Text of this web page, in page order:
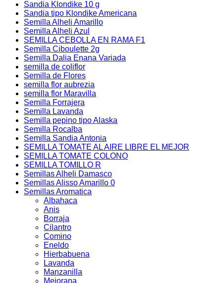
Sandia Klondike 10 g
Sandia tipo Klondike Americana
Semilla Alheli Amarillo
Semilla Alheli Azul
SEMILLA CEBOLLA EN RAMA F1
Semilla Ciboulette 2g
Semilla Dalia Enana Variada
semilla de coliflor
Semilla de Flores
semilla flor aubrezia
semilla flor Maravilla
Semilla Forrajera
Semilla Lavanda
Semilla pepino tipo Alaska
Semilla Rocalba
Semilla Sandia Antonia
SEMILLA TOMATE AL AIRE LIBRE EL MEJOR
SEMILLA TOMATE COLONO
SEMILLA TOMILLO R
Semillas Alheli Damasco
Semillas Alisso Amarillo 0
Semillas Aromatica
Albahaca
Anis
Borraja
Cilantro
Comino
Eneldo
Hierbabuena
Lavanda
Manzanilla
Mejorana